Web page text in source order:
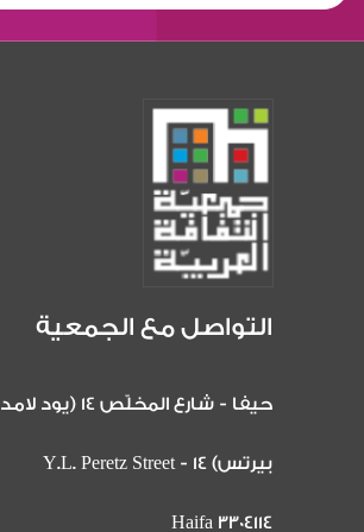
التواصل مع الجمعية
حيفا - شارع المخلّص 14 (يود لامد
بيرتس) 14 Y.L. Peretz Street -
Haifa 3304114